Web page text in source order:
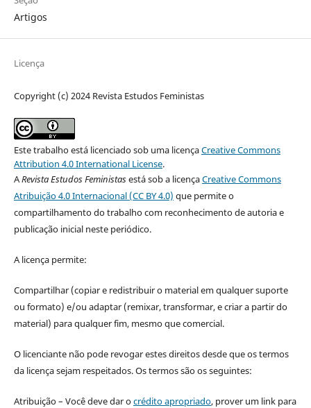
Artigos
Licença
Copyright (c) 2024 Revista Estudos Feministas
Este trabalho está licenciado sob uma licençaCreative Commons
Attribution 4.0 International License.
ARevista Estudos Feministasestá sob a licençaCreative Commons
Atribuição 4.0 Internacional (CC BY 4.0) que permite o
compartilhamento do trabalho com reconhecimento de autoria e
publicação inicial neste periódico.
A licença permite:
Compartilhar (copiar e redistribuir o material em qualquer suporte
ou formato) e/ou adaptar (remixar, transformar, e criar a partir do
material) para qualquer fim, mesmo que comercial.
O licenciante não pode revogar estes direitos desde que os termos
da licença sejam respeitados. Os termos são os seguintes:
Atribuição – Você deve dar ocrédito apropriado, prover um link para